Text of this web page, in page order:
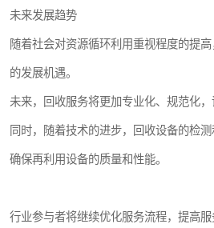
未来发展趋势
随着社会对资源循环利用重视程度的提
的发展机遇。
未来，回收服务将更加专业化、规范化，
同时，随着技术的进步，回收设备的检测
确保再利用设备的质量和性能。
行业参与者将继续优化服务流程，提高